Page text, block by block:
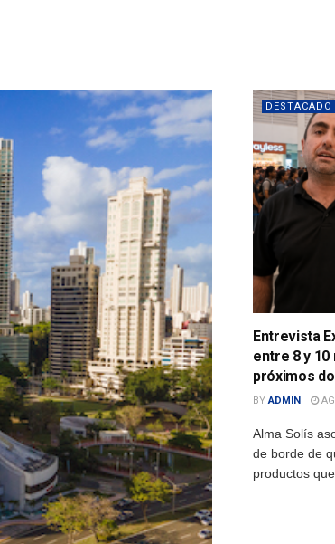
DESTACADO
Entrevista
entre 8 y
próximos
BY ADMIN
Alma Solís
de borde de
productos